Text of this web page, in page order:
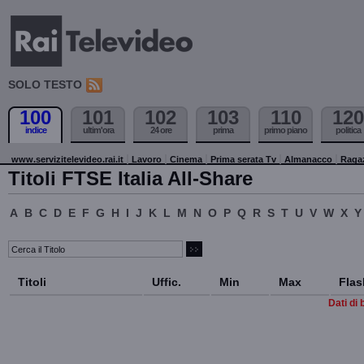
SOLO TESTO
100
indice
101
ultim'ora
102
24 ore
103
prima
110
primo piano
120
politica
www.servizitelevideo.rai.it Lavoro Cinema Prima serata Tv Almanacco
Titoli FTSE Italia All-Share
A B C D E F G H I J K L M N O P Q R S T U V W X Y
Titoli Uffic. Min Max
Dati di